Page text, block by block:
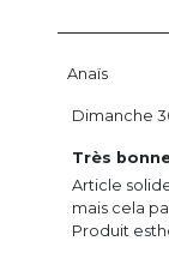
Anaïs
Très
Article
mais cela
Produit
Dimanche